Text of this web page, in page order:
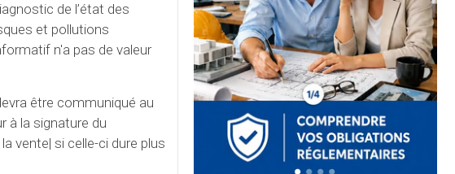
de l’état des
et pollutions
n'a pas de valeur
être communiqué au
à la signature du
vente| si celle-ci dure plus